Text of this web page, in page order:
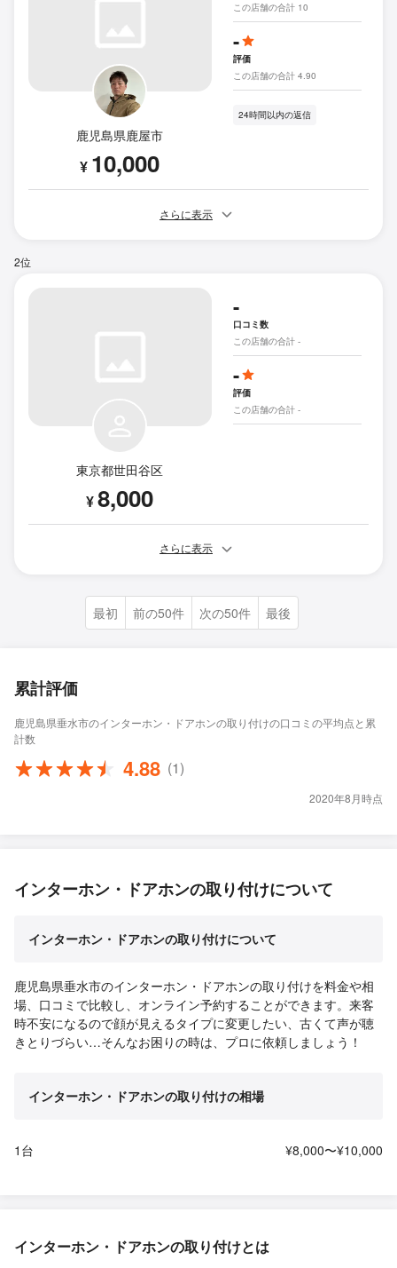
鹿児島県鹿屋市
¥ 10,000
この店舗の合計 10
-
評価
この店舗の合計 4.90
24時間以内の返信
さらに表示
2位
東京都世田谷区
¥8,000
-
口コミ数
この店舗の合計 -
-
評価
この店舗の合計 -
さらに表示
最初 前の50件 次の50件 最後
累計評価
鹿児島県垂水市のインターホン・ドアホンの取り付けの口コミの平均点と累
計数
4.88 (1)
2020年8月時点
インターホン・ドアホンの取り付けについて
インターホン・ドアホンの取り付けについて
鹿児島県垂水市のインターホン・ドアホンの取り付けを料金や相
場、口コミで比較し、オンライン予約することができます。来客
時不安になるので顔が見えるタイプに変更したい、古くて声が聴
きとりづらい…そんなお困りの時は、プロに依頼しましょう！
インターホン・ドアホンの取り付けの相場
1台 ¥8,000〜¥10,000
インターホン・ドアホンの取り付けとは